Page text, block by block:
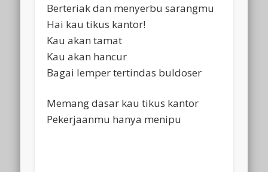
Berteriak dan menyerbu sarangmu
Hai kau tikus kantor!
Kau akan tamat
Kau akan hancur
Bagai lemper tertindas buldoser
Memang dasar kau tikus kantor
Pekerjaanmu hanya menipu